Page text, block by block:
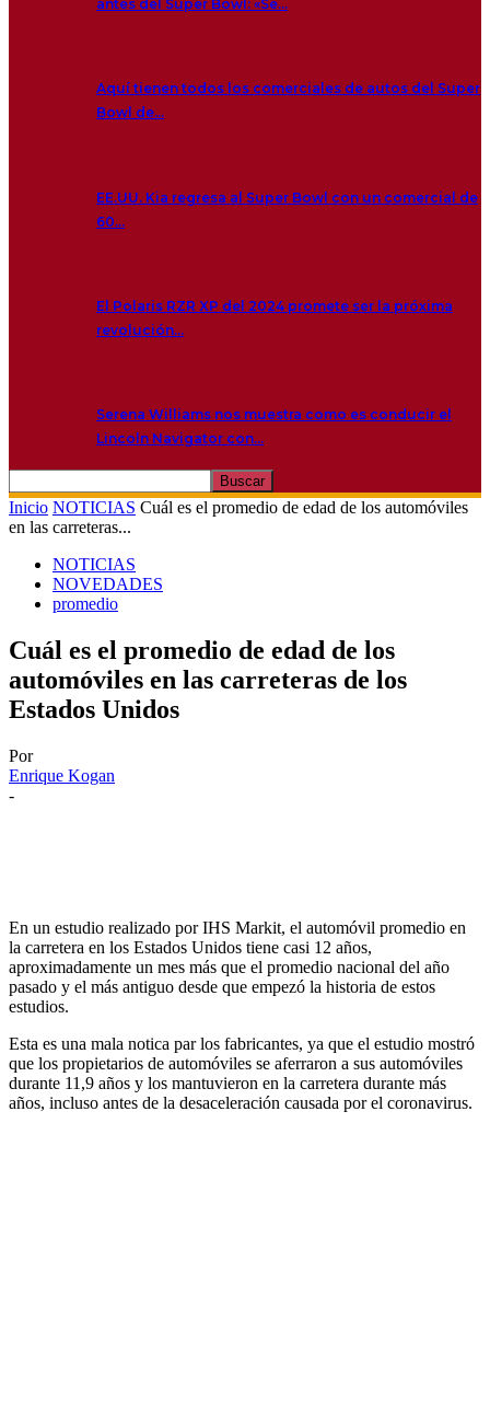
antes del Super Bowl: «Se…
Aquí tienen todos los comerciales de autos del Super
Bowl de…
EE.UU. Kia regresa al Super Bowl con un comercial de
60…
El Polaris RZR XP del 2024 promete ser la próxima
revolución…
Serena Williams nos muestra como es conducir el
Lincoln Navigator con…
Inicio NOTICIAS Cuál es el promedio de edad de los automóviles
en las carreteras...
NOTICIAS
NOVEDADES
promedio
Cuál es el promedio de edad de los
automóviles en las carreteras de los
Estados Unidos
Por
Enrique Kogan
-
En un estudio realizado por IHS Markit, el automóvil promedio en
la carretera en los Estados Unidos tiene casi 12 años,
aproximadamente un mes más que el promedio nacional del año
pasado y el más antiguo desde que empezó la historia de estos
estudios.
Esta es una mala notica par los fabricantes, ya que el estudio mostró
que los propietarios de automóviles se aferraron a sus automóviles
durante 11,9 años y los mantuvieron en la carretera durante más
años, incluso antes de la desaceleración causada por el coronavirus.